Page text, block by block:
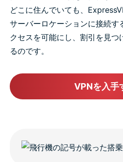
どこに住んでいても、
サーバーロケーションに接続す
クセスを可能にし、割引を見つ
るのです。
VPNを入手